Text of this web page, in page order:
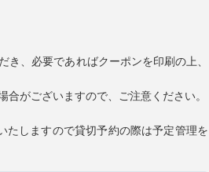
、必要であればクーポンを印刷の上、
がございますので、ご注意ください。
しますので貸切予約の際は予定管理を